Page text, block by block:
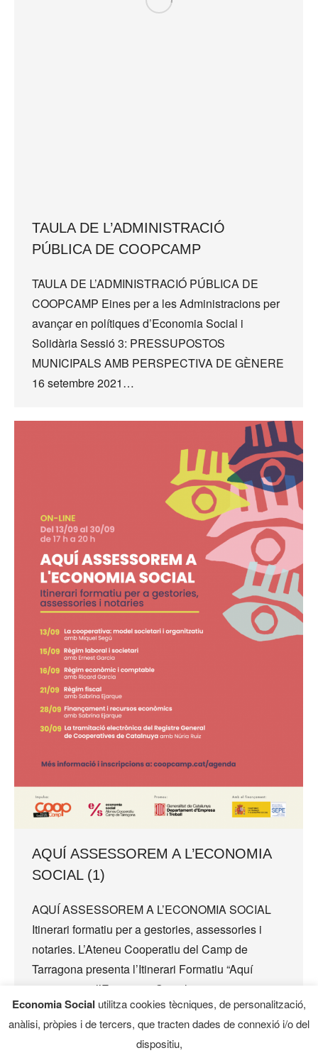
TAULA DE L’ADMINISTRACIÓ
PÚBLICA DE COOPCAMP
TAULA DE L’ADMINISTRACIÓ PÚBLICA DE
COOPCAMP Eines per a les Administracions per
avançar en polítiques d’Economia Social i
Solidària Sessió 3: PRESSUPOSTOS
MUNICIPALS AMB PERSPECTIVA DE GÈNERE
16 setembre 2021…
AQUÍ ASSESSOREM A L’ECONOMIA
SOCIAL (1)
AQUÍ ASSESSOREM A L’ECONOMIA SOCIAL
Itinerari formatiu per a gestories, assessories i
notaries. L’Ateneu Cooperatiu del Camp de
Tarragona presenta l’Itinerari Formatiu “Aquí
assessorem l’Economia Social” per a
professionals de…
Economia Social utilitza cookies tècniques, de personalització,
anàlisi, pròpies i de tercers, que tracten dades de connexió i/o del
dispositiu,